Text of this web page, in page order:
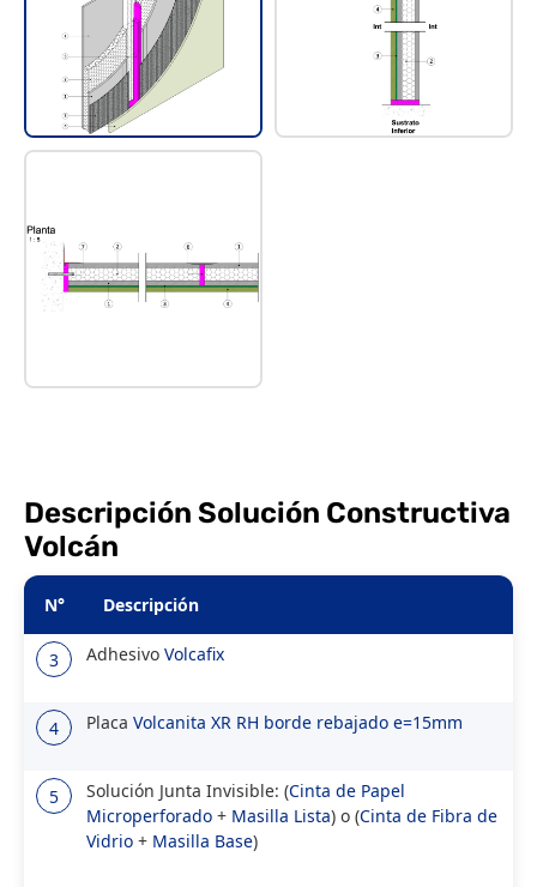
Descripción Solución Constructiva
Volcán
N° Descripción
3 Adhesivo Volcafix
4 Placa Volcanita XR RH borde rebajado e=15mm
5 Solución Junta Invisible: (Cinta de Papel
Microperforado + Masilla Lista) o (Cinta de Fibra de
Vidrio + Masilla Base)